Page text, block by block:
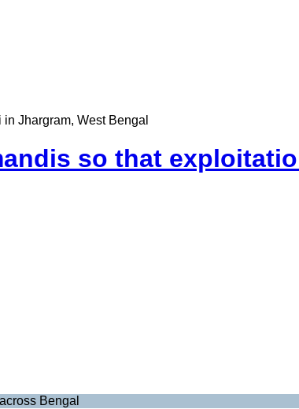
Jhargram, West Bengal
so that
Bengal